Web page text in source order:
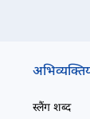
स्लैंग शब्द